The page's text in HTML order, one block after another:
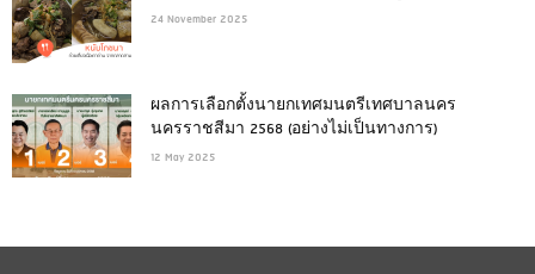
24 November 2025
ผลการเลือกตั้งนายกเทศมนตรีเทศบาลนคร
นครราชสีมา 2568 (อย่างไม่เป็นทางการ)
12 May 2025